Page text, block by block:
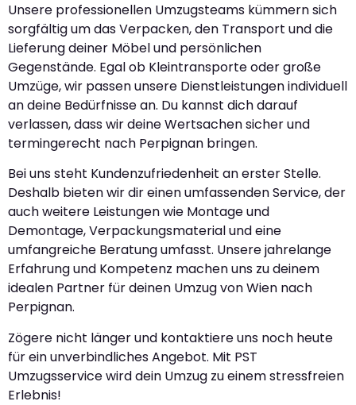
Unsere professionellen Umzugsteams kümmern sich
sorgfältig um das Verpacken, den Transport und die
Lieferung deiner Möbel und persönlichen
Gegenstände. Egal ob Kleintransporte oder große
Umzüge, wir passen unsere Dienstleistungen individuell
an deine Bedürfnisse an. Du kannst dich darauf
verlassen, dass wir deine Wertsachen sicher und
termingerecht nach Perpignan bringen.
Bei uns steht Kundenzufriedenheit an erster Stelle.
Deshalb bieten wir dir einen umfassenden Service, der
auch weitere Leistungen wie Montage und
Demontage, Verpackungsmaterial und eine
umfangreiche Beratung umfasst. Unsere jahrelange
Erfahrung und Kompetenz machen uns zu deinem
idealen Partner für deinen Umzug von Wien nach
Perpignan.
Zögere nicht länger und kontaktiere uns noch heute
für ein unverbindliches Angebot. Mit PST
Umzugsservice wird dein Umzug zu einem stressfreien
Erlebnis!